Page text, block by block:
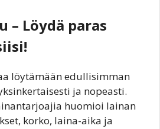
– Löydä paras
löytämään edullisimman
ja nopeasti.
huomioi lainan
korko, laina-aika ja